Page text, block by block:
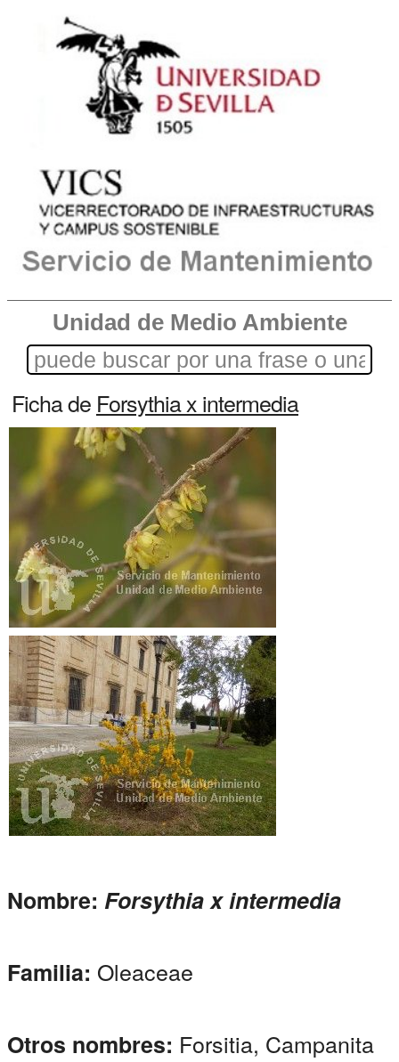
Unidad de Medio Ambiente
Ficha de Forsythia x intermedia
Nombre: Forsythia x intermedia
Familia: Oleaceae
Otros nombres: Forsitia, Campanita